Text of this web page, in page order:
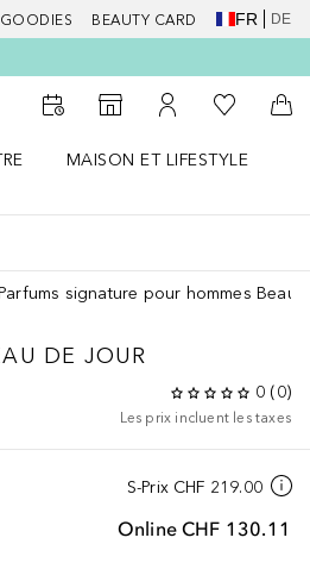
GOODIES BEAUTY CARD FR DE
Vers le Storefinder
Vers Mon Compte
Vers Ma
MAISON ET LIFESTYLE
signature pour hommes Beau
DE JOUR
0 (0)
Les prix incluent les taxes
S-Prix CHF 219.00
Online CHF 130.11